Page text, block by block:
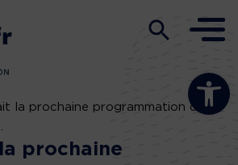
Ouvrir la
la prochaine programmation du
prochaine